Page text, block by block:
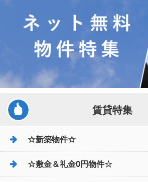
賃貸特集
☆新築物件☆
☆敷金＆礼金0円物件☆